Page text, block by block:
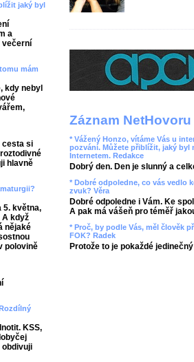
jaký byl
a
večerní
mám
kdy nebyl
cesta si
hlavně
5. května,
A když
nějaké
polovině
KSS,
obdivuji
Záznam NetHovoru
* Vážený Honzo, vítáme Vás u
pozvání. Můžete přiblížit, jaký byl
Internetem. Redakce
Dobrý den. Den je slunný a
* Dobré odpoledne, co vás vedlo
zvuk? Věra
Dobré odpoledne i Vám. Ke
A pak má vášeň pro téměř
* Proč, by podle Vás, měl člověk
FOK? Radek
Protože to je pokaždé